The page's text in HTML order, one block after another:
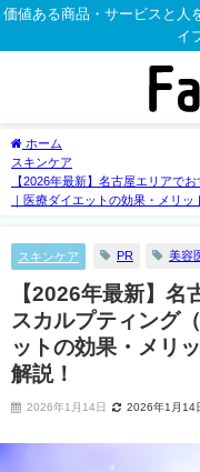
価値ある商品・サービスと人
イ
ホーム
スキンケア
【2026年最新】名古屋エリアで
｜医療ダイエットの効果・メリ
スキンケア PR 美容
【2026年最新】
スカルプティング
ットの効果・メリ
解説！
2026年1月14日 2026年1月14